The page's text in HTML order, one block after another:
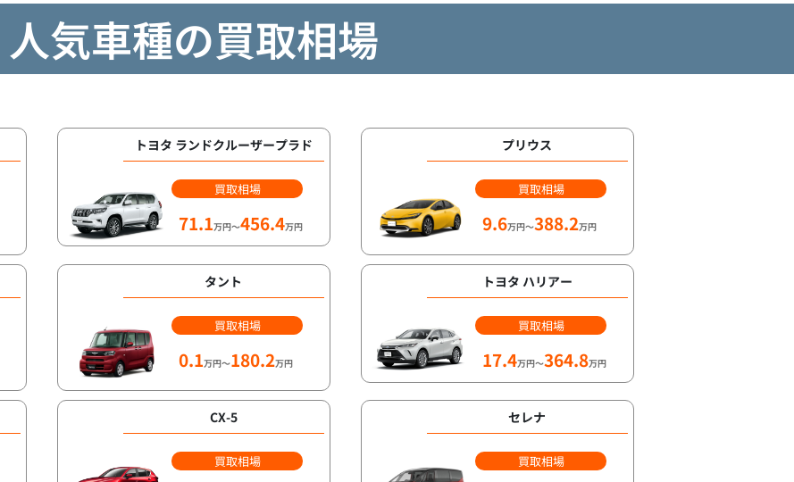
人気車種の買取相場
トヨタ ランドクルーザープラド
買取相場
71.1万円～456.4万円
プリウス
買取相場
9.6万円～388.2万円
タント
買取相場
0.1万円～180.2万円
トヨタ ハリアー
買取相場
17.4万円～364.8万円
CX-5
買取相場
セレナ
買取相場